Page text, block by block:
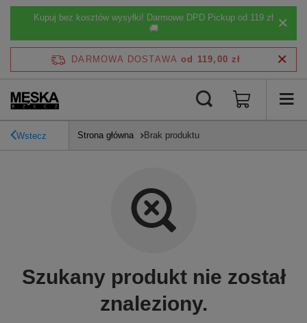
Kupuj bez kosztów wysyłki! Darmowe DPD Pickup od 119 zł
🚚
DARMOWA DOSTAWA od 119,00 zł
Wstecz Strona główna Brak produktu
Szukany produkt nie został
znaleziony.